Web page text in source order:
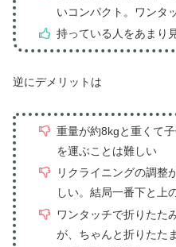
いコンパクト。ワンタ
持っている人をあまり
逆にデメリットは
重量が約8kgと重くて
を運ぶことは難しい
リクライニングの調整
しい。結局一番下と上
ワンタッチで折りたた
が、ちゃんと折りたた